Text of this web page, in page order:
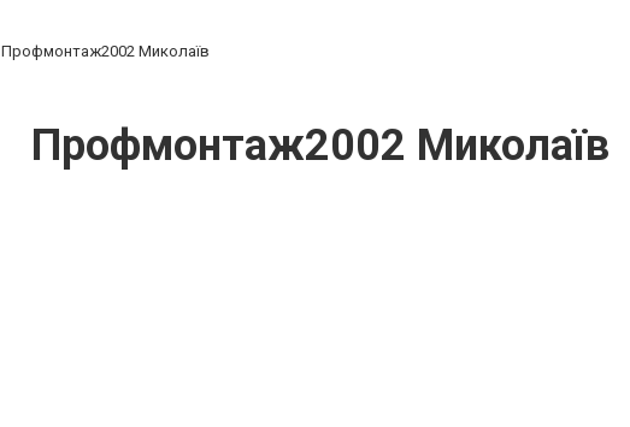
Профмонтаж2002 Миколаїв
Профмонтаж2002 Миколаїв